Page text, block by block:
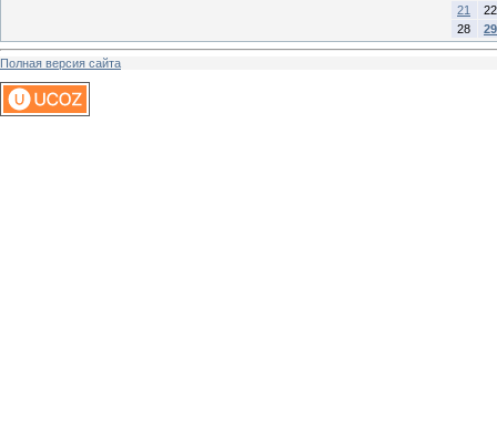
21
22
28
29
Полная версия сайта